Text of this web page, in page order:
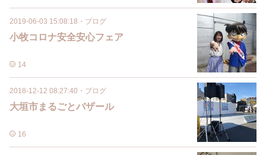
2019-06-03 15:08:18 ・ ブログ
小牧コロナ安全安心フェア
14
2018-12-12 08:27:40 ・ ブログ
大垣市まるごとバザール
16